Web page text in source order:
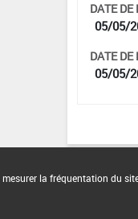
DATE
05/05/
DATE
05/05/
la fréquentation du